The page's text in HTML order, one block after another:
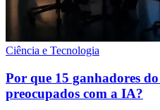
Ciência e Tecnologia
Por que 15 ganhadores
preocupados com a IA?